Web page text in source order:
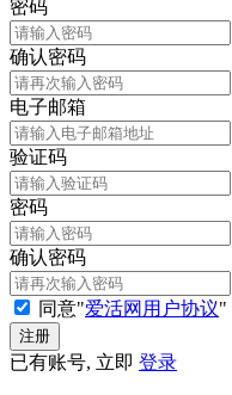
密码
确认密码
电子邮箱
验证码
密码
确认密码
同意"爱活网用户协议"
已有账号, 立即 登录